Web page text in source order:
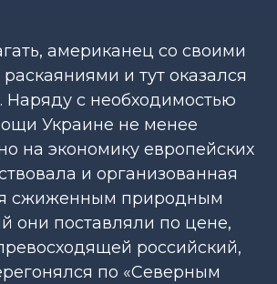
американец со своими
и тут оказался
Наряду с необходимостью
Украине не менее
на экономику европейских
и организованная
сжиженным природным
они поставляли по цене,
российский,
по «Северным